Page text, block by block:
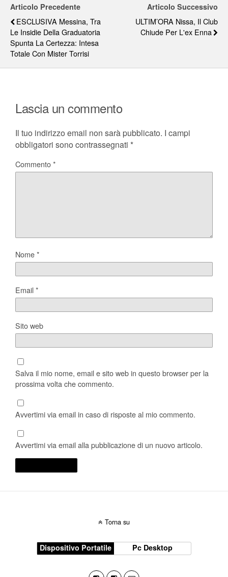
Articolo Precedente
ESCLUSIVA Messina, Tra
Le Insidie Della Graduatoria
Spunta La Certezza: Intesa
Totale Con Mister Torrisi
Articolo Successivo
ULTIM’ORA Nissa, Il Club
Chiude Per L'ex Enna
Lascia un commento
Il tuo indirizzo email non sarà pubblicato. I campi
obbligatori sono contrassegnati *
Commento*
Nome*
Email*
Sito web
Salva il mio nome, email e sito web in questo browser per la
prossima volta che commento.
Avvertimi via email in caso di risposte al mio commento.
Avvertimi via email alla pubblicazione di un nuovo articolo.
Torna su
Dispositivo Portatile Pc Desktop